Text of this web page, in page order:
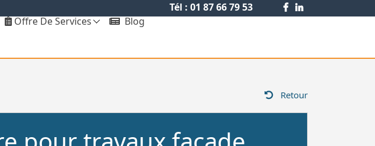
Tél : 01 87 66 79 53
Offre De Services
Blog
Retour